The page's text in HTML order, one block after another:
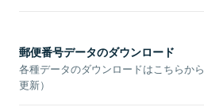
郵便番号データのダウンロード
各種データのダウンロードはこちらか
更新）